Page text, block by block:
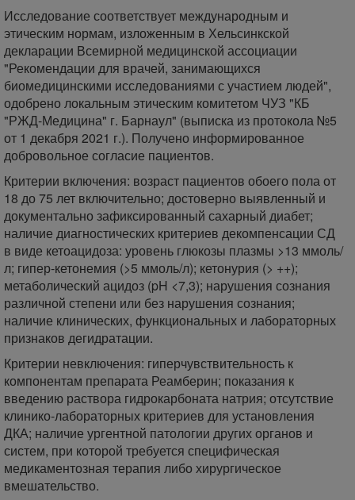
Исследование соответствует международным и
этическим нормам, изложенным в Хельсинкской
декларации Всемирной медицинской ассоциации
"Рекомендации для врачей, занимающихся
биомедицинскими исследованиями с участием людей",
одобрено локальным этическим комитетом ЧУЗ "КБ
"РЖД-Медицина" г. Барнаул" (выписка из протокола №5
от 1 декабря 2021 г.). Получено информированное
добровольное согласие пациентов.
Критерии включения: возраст пациентов обоего пола от
18 до 75 лет включительно; достоверно выявленный и
документально зафиксированный сахарный диабет;
наличие диагностических критериев декомпенсации СД
в виде кетоацидоза: уровень глюкозы плазмы >13 ммоль/
л; гипер-кетонемия (>5 ммоль/л); кетонурия (> ++);
метаболический ацидоз (pH <7,3); нарушения сознания
различной степени или без нарушения сознания;
наличие клинических, функциональных и лабораторных
признаков дегидратации.
Критерии невключения: гиперчувствительность к
компонентам препарата Реамберин; показания к
введению раствора гидрокарбоната натрия; отсутствие
клинико-лабораторных критериев для установления
ДКА; наличие ургентной патологии других органов и
систем, при которой требуется специфическая
медикаментозная терапия либо хирургическое
вмешательство.